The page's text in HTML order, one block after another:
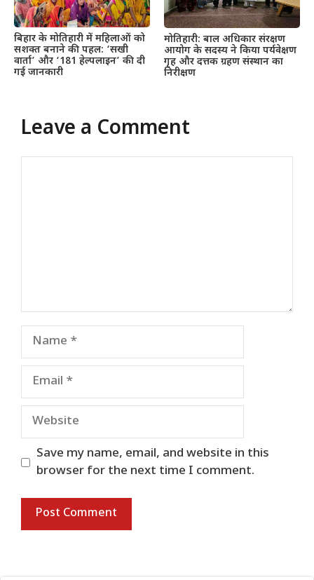
बिहार के मोतिहारी में महिलाओं को
सशक्त बनाने की पहल: ‘सखी
वार्ता’ और ‘181 हेल्पलाइन’ की दी
गई जानकारी
मोतिहारी: बाल अधिकार संरक्षण
आयोग के सदस्य ने किया पर्यवेक्षण
गृह और दत्तक ग्रहण संस्थान का
निरीक्षण
Leave a Comment
Name
Email
Website
Save my name, email, and website in this
browser for the next time I comment.